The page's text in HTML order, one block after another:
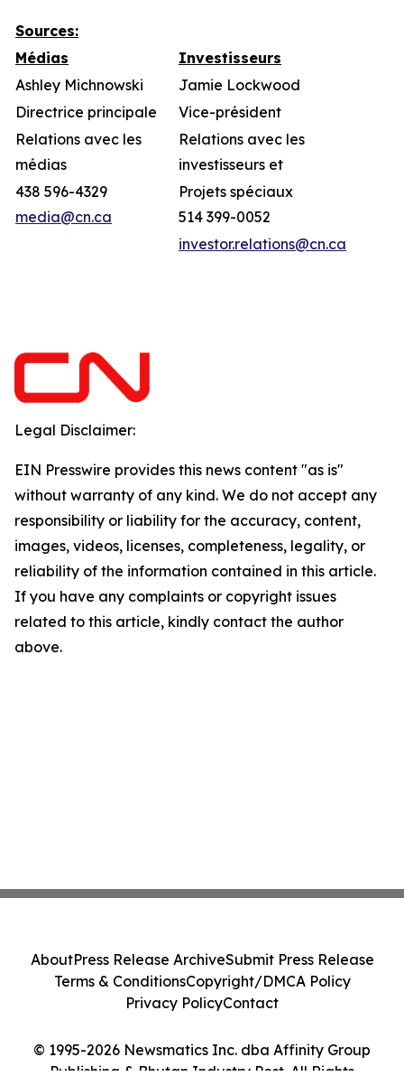
Sources:
Médias
Investisseurs
Ashley Michnowski
Jamie Lockwood
Directrice principale
Vice-président
Relations avec les
médias
Relations avec les
investisseurs et
438 596-4329
media@cn.ca
Projets spéciaux
514 399-0052
investor.relations@cn.ca
Legal Disclaimer:
EIN Presswire provides this news content "as is"
without warranty of any kind. We do not accept any
responsibility or liability for the accuracy, content,
images, videos, licenses, completeness, legality, or
reliability of the information contained in this article.
If you have any complaints or copyright issues
related to this article, kindly contact the author
above.
© 1995-2026 Newsmatics Inc. dba Affinity Group
Publishing & Bhutan Industry Post. All Rights
AboutPress Release ArchiveSubmit Press Release
Terms & ConditionsCopyright/DMCA Policy
Privacy PolicyContact